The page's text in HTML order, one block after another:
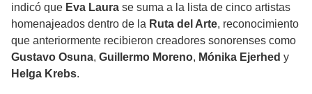
indicó que Eva Laura se suma a la lista de cinco artistas
homenajeados dentro de la Ruta del Arte, reconocimiento
que anteriormente recibieron creadores sonorenses como
Gustavo Osuna, Guillermo Moreno, Mónika Ejerhed y
Helga Krebs.